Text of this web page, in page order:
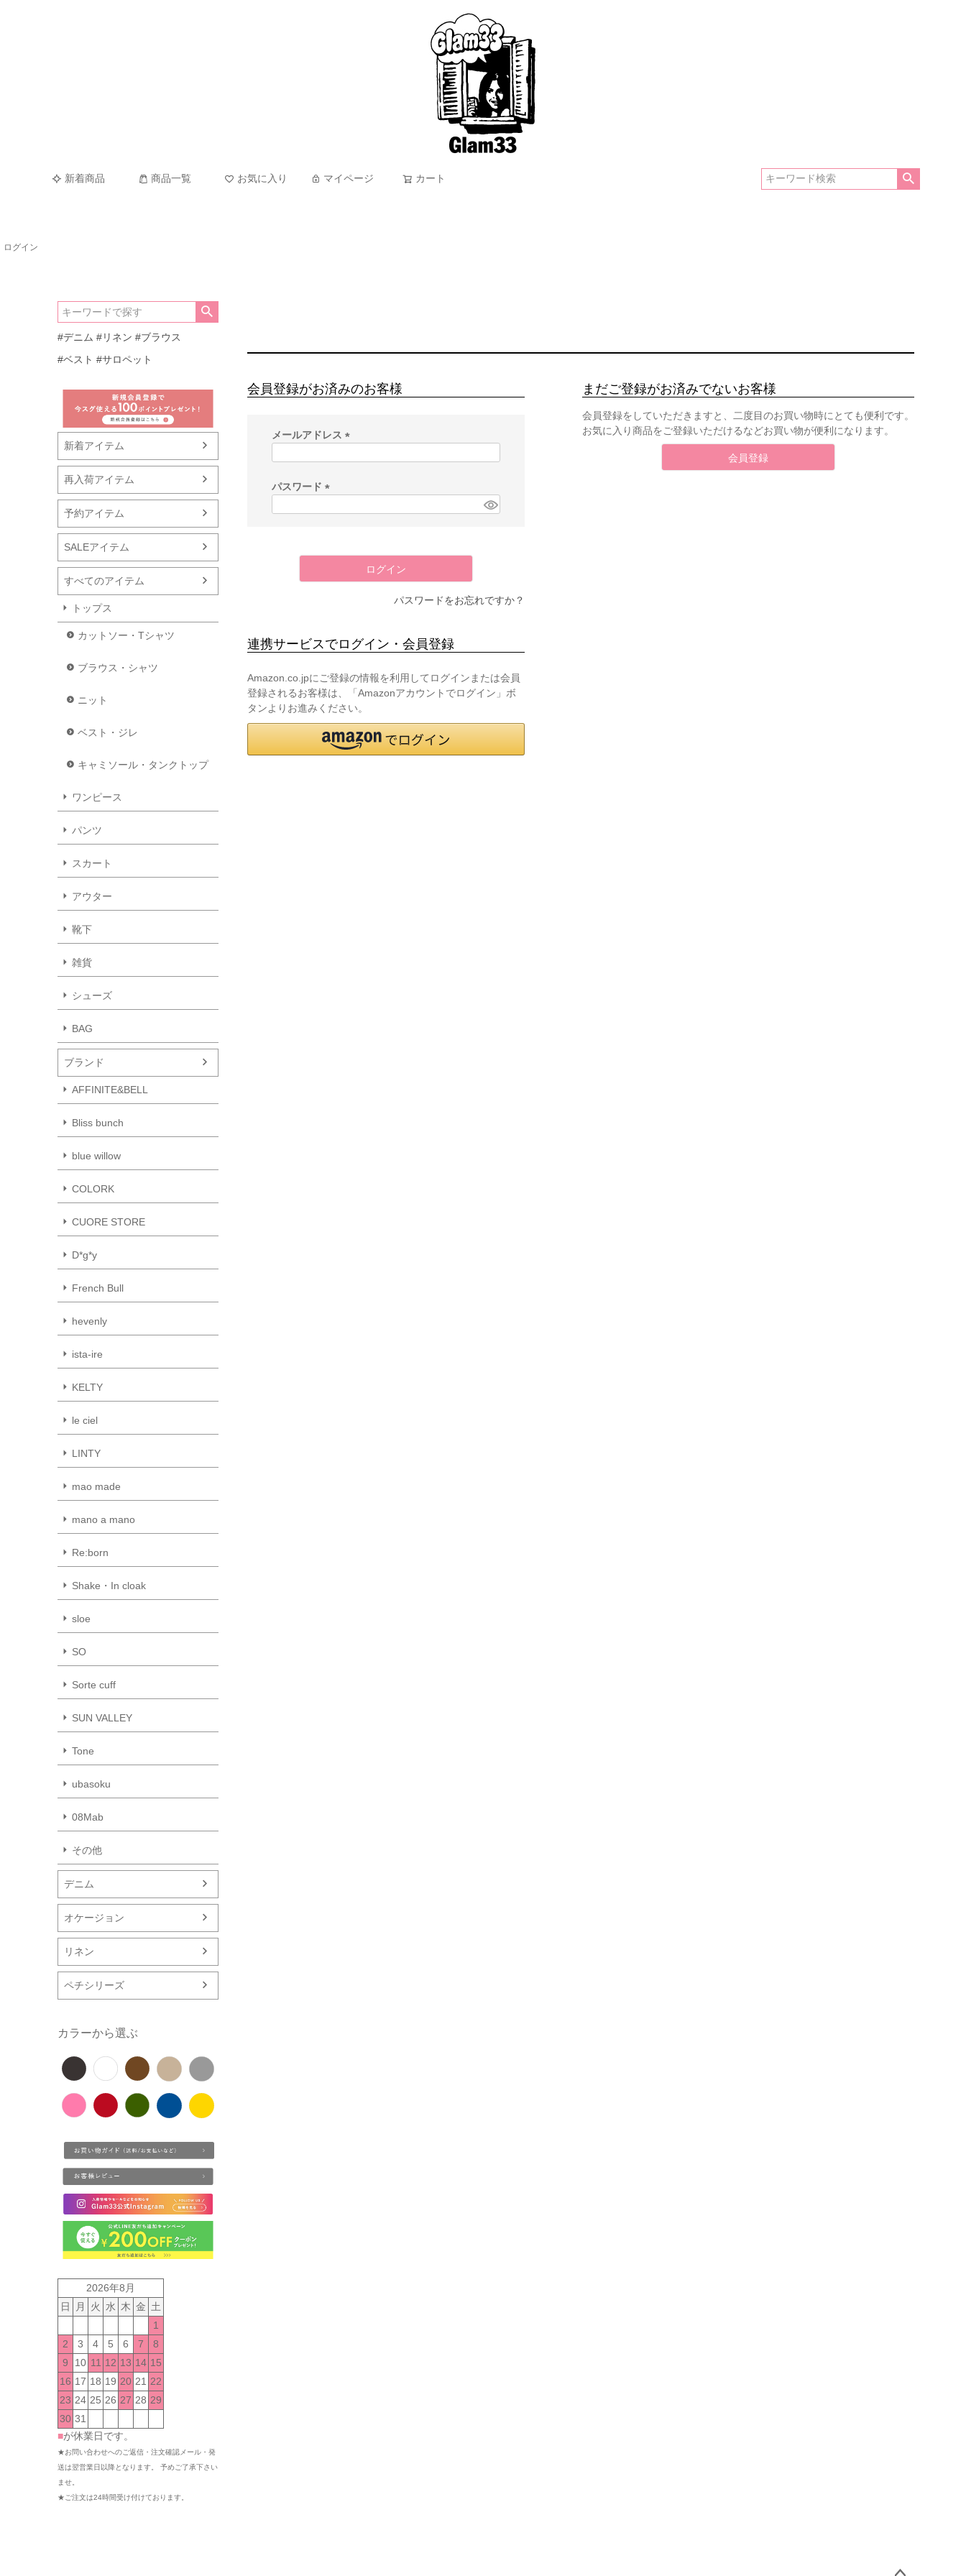
新着商品 商品一覧 お気に入り マイページ カート
ログイン
#デニム #リネン #ブラウス
#ベスト #サロペット
新着アイテム
再入荷アイテム
予約アイテム
SALEアイテム
すべてのアイテム
トップス
カットソー・Tシャツ
ブラウス・シャツ
ニット
ベスト・ジレ
キャミソール・タンクトップ
ワンピース
パンツ
スカート
アウター
靴下
雑貨
シューズ
BAG
ブランド
AFFINITE&BELL
Bliss bunch
blue willow
COLORK
CUORE STORE
D*g*y
French Bull
hevenly
ista-ire
KELTY
le ciel
LINTY
mao made
mano a mano
Re:born
Shake・In cloak
sloe
SO
Sorte cuff
SUN VALLEY
Tone
ubasoku
08Mab
その他
デニム
オケージョン
リネン
ペチシリーズ
カラーから選ぶ
2026年8月
日
月 火 水 木 金 土
1
2
3 4 5 6 7
8
9
10 11 12 13 14 15
16 17 18 19 20 21 22
23 24 25 26 27 28 29
30 31
■が休業日です。
★お問い合わせへのご返信・注文確認メール・発
送は翌営業日以降となります。 予めご了承下さい
ませ。
★ご注文は24時間受け付けております。
会員登録がお済みのお客様
メールアドレス
)
パスワード
ログイン
パスワードをお忘れですか？
連携サービスでログイン・会員登録
Amazon.co.jpにご登録の情報を利用してログインまたは会員
登録されるお客様は、「Amazonアカウントでログイン」ボ
タンよりお進みください。
まだご登録がお済みでないお客様
会員登録をしていただきますと、二度目のお買い物時にとても便利です。
お気に入り商品をご登録いただけるなどお買い物が便利になります。
会員登録